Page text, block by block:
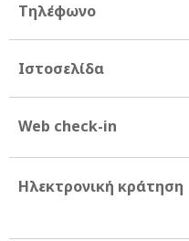
Τηλέφωνο
Ιστοσελίδα
Web check-in
Ηλεκτρονική κράτηση